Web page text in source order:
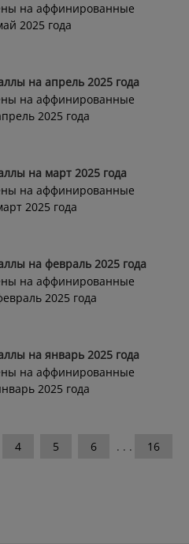
на аффинированные
2025 года
на апрель 2025 года
на аффинированные
2025 года
на март 2025 года
на аффинированные
2025 года
на февраль 2025 года
на аффинированные
2025 года
на январь 2025 года
на аффинированные
2025 года
4 5 6 . . . 16